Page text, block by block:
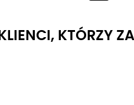
KLIENCI, KTÓRZY